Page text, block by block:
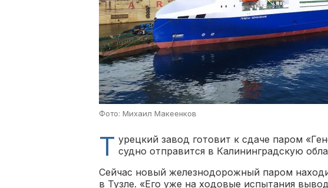
Фото: Михаил Макеенков
Т урецкий завод готовит к сдаче паром
судно отправится в Калининградскую
Сейчас новый железнодорожный паром
в Тузле. «Его уже на ходовые испытания